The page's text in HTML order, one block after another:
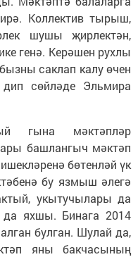
Коллектив тырыш,
шушы җирлектән,
генә. Керәшен рухлы
саклап калу өчен
сөйләде Эльмира
гына мәктәпләр
башлангыч мәктәп
бөтенләй үк
бу язмыш әлегә
укытучылары да
яхшы. Бинага 2014
булган. Шулай да,
яны бакчасының